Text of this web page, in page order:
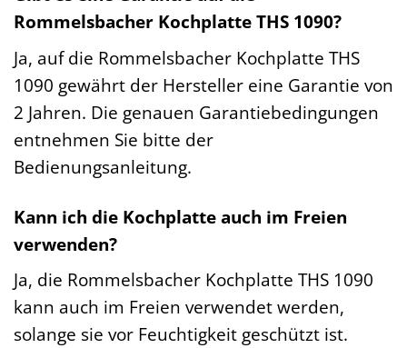
Rommelsbacher Kochplatte THS 1090?
Ja, auf die Rommelsbacher Kochplatte THS
1090 gewährt der Hersteller eine Garantie von
2 Jahren. Die genauen Garantiebedingungen
entnehmen Sie bitte der
Bedienungsanleitung.
Kann ich die Kochplatte auch im Freien
verwenden?
Ja, die Rommelsbacher Kochplatte THS 1090
kann auch im Freien verwendet werden,
solange sie vor Feuchtigkeit geschützt ist.